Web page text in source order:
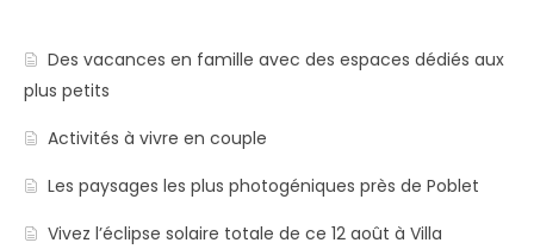
Des vacances en famille avec des espaces dédiés aux
plus petits
Activités à vivre en couple
Les paysages les plus photogéniques près de Poblet
Vivez l’éclipse solaire totale de ce 12 août à Villa